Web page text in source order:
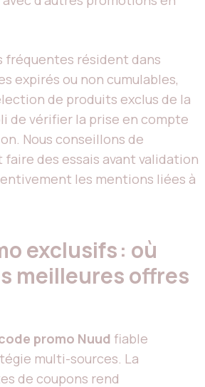
fréquentes résident dans
expirés ou non cumulables,
de produits exclus de la
de vérifier la prise en compte
Nous conseillons de
des essais avant validation
les mentions liées à
exclusifs : où
meilleures offres
promo Nuud fiable
multi-sources. La
de coupons rend